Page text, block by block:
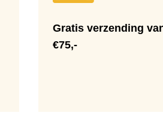
Gratis verzending
€75,-